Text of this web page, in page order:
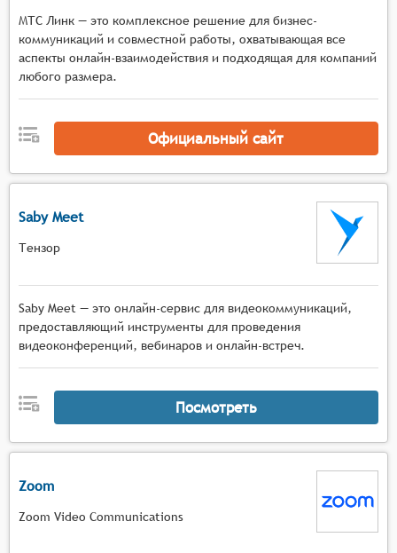
возможностью переключения между
спикерами, управления доступом к функциям и
материалам, а также контроля активности
участников,
Коммуникационные инструменты с
многопользовательским чатом, функцией
поднятия руки, приватными сообщениями,
возможностью комментирования материалов в
реальном времени.
МТС Линк — это комплексное решение для бизнес-
коммуникаций и совместной работы, охватывающая все
аспекты онлайн-взаимодействия и подходящая для компаний
любого размера.
Официальный сайт
Saby Meet
Тензор
Saby Meet — это онлайн-сервис для видеокоммуникаций,
предоставляющий инструменты для проведения
видеоконференций, вебинаров и онлайн-встреч.
Посмотреть
Zoom
Zoom Video Communications